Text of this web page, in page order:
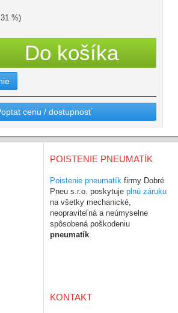
%)
cenu / dostupnosť
POISTENIE PNEUMATÍK
Poistenie pneumatík firmy Dobré
Pneu s.r.o. poskytuje plnú záruku
na všetky mechanické,
neopraviteľná a neúmyselne
spôsobená poškodeniu
pneumatík
KONTAKT